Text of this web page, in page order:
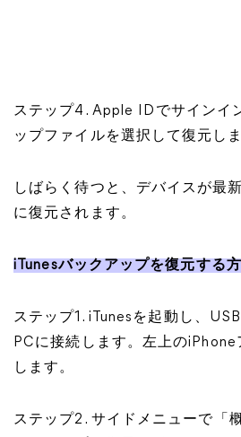
ステップ4. Apple IDでサインイ
ップファイルを選択して復元しま
しばらく待つと、デバイスが最
に復元されます。
iTunesバックアップを復元する方
ステップ1. iTunesを起動し、
PCに接続します。左上のiPhone
します。
ステップ2. サイドメニューで「